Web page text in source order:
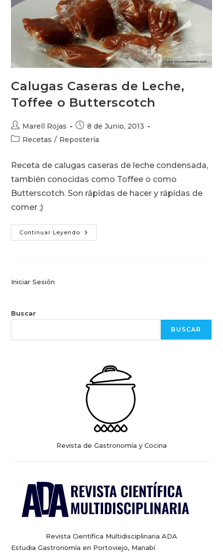
Calugas Caseras de Leche,
Toffee o Butterscotch
Autor
de
Marell Rojas
Publicación
de
8 de Junio, 2013
Categoría
entrada:
Recetas / Repostería
Receta de calugas caseras de leche condensada,
también conocidas como Toffee o como
Butterscotch. Son rápidas de hacer y rápidas de
comer ;)
Continuar Leyendo Calugas
Caseras
Iniciar Sesión
Buscar
BUSCAR
Revista de Gastronomía y Cocina
Revista Científica Multidisciplinaria ADA
Estudia Gastronomía en Portoviejo, Manabí